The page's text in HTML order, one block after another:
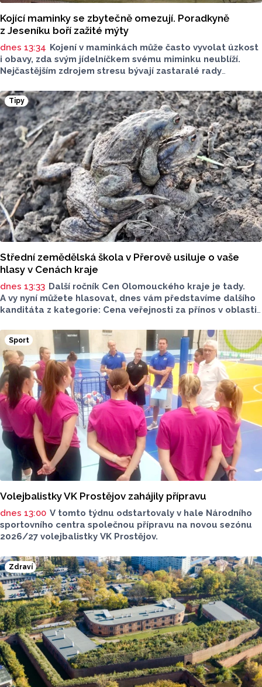
Kojící maminky se zbytečně omezují. Poradkyně
z Jeseníku boří zažité mýty
dnes 13:34 Kojení v maminkách může často vyvolat úzkost
i obavy, zda svým jídelníčkem svému miminku neublíží.
Nejčastějším zdrojem stresu bývají zastaralé rady
se nadýmavým potravinám nebo preventivnímu vyřazování
alergenů. Mýty o stravě při kojení boří laktační poradkyně
z Jeseníku.
Tipy
Střední zemědělská škola v Přerově usiluje o vaše
hlasy v Cenách kraje
dnes 13:33 Další ročník Cen Olomouckého kraje je tady.
A vy nyní můžete hlasovat, dnes vám představíme dalšího
kanditáta z kategorie: Cena veřejnosti za přínos v oblasti
v Přerově, která má nominaci v kategorii: Významný počin
v ochraně životního prostředí - právnická osoba.
Sport
Volejbalistky VK Prostějov zahájily přípravu
dnes 13:00 V tomto týdnu odstartovaly v hale Národního
sportovního centra společnou přípravu na novou sezónu
2026/27 volejbalistky VK Prostějov.
Zdraví